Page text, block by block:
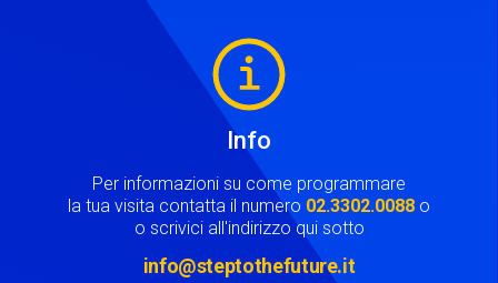
Info
Per informazioni su come programmare
la tua visita contatta il numero 02.3302.0088 o
o scrivici all'indirizzo qui sotto
info@steptothefuture.it